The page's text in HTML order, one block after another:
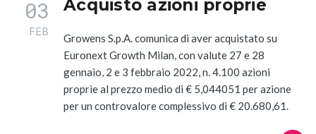
03
FEB
Acquisto azioni proprie
Growens S.p.A. comunica di aver acquistato su
Euronext Growth Milan, con valute 27 e 28
gennaio, 2 e 3 febbraio 2022, n. 4.100 azioni
proprie al prezzo medio di € 5,044051 per azione
per un controvalore complessivo di € 20.680,61.